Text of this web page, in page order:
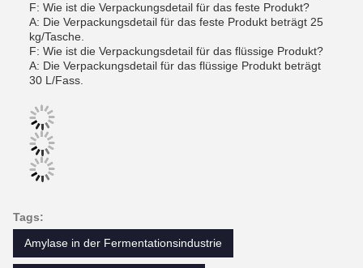
F: Wie ist die Verpackungsdetail für das feste Produkt?
A: Die Verpackungsdetail für das feste Produkt beträgt 25
kg/Tasche.
F: Wie ist die Verpackungsdetail für das flüssige Produkt?
A: Die Verpackungsdetail für das flüssige Produkt beträgt
30 L/Fass.
Tags:
Amylase in der Fermentationsindustrie